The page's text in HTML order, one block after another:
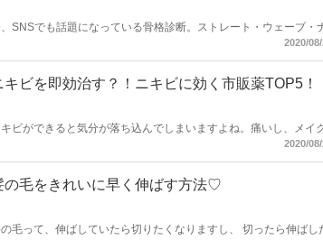
SNSでも話題になっている骨格診断。ストレート・ウェーブ・
3タイプあります。「なんかジャケットが似合わない・・・」
。ぜひ、あなたも骨格診断をして、似合う服を見つけて下さいね
2020/
キビを即効治す？！ニキビに効く市販薬TOP5！
ビができると気分が落ち込んでしまいますよね。痛いし、メイ
間が経つと目立ってきてしまいます。そんな悩みを解決するべ
2020/
の毛をきれいに早く伸ばす方法♡
毛って、伸ばしていたら切りたくなりますし、 切ったら伸ばし